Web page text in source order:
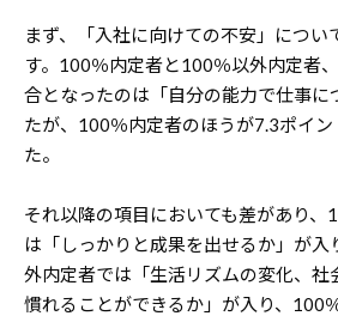
まず、「入社に向けての不安」につい
す。100％内定者と100％以外内定者
合となったのは「自分の能力で仕事に
たが、100％内定者のほうが7.3ポイ
た。
それ以降の項目においても差があり、
は「しっかりと成果を出せるか」が
外内定者では「生活リズムの変化、社
慣れることができるか」が入り、100